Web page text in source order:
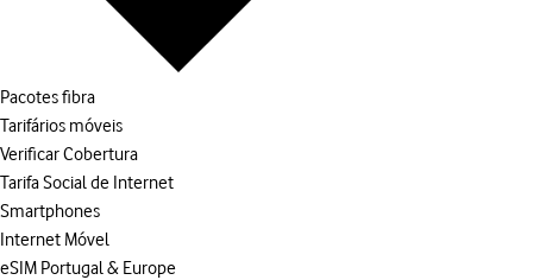
Pacotes fibra
Tarifários móveis
Verificar Cobertura
Tarifa Social de Internet
Smartphones
Internet Móvel
eSIM Portugal & Europe